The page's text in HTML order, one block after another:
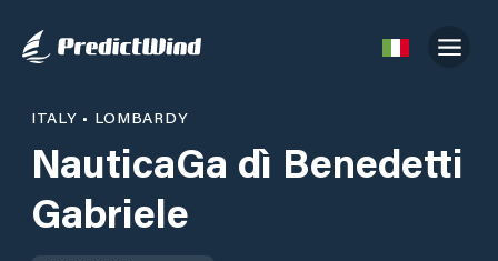
ITALY • LOMBARDY
NauticaGa dì Benedetti
Gabriele